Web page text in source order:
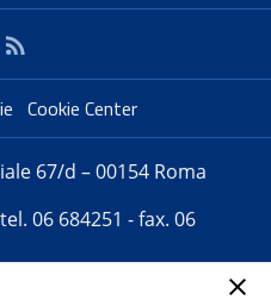
Cookie Center
67/d – 00154 Roma
06 684251 - fax. 06